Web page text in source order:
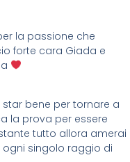
la passione che
forte cara Giada e
star bene per tornare a
la prova per essere
tutto allora amerai
singolo raggio di